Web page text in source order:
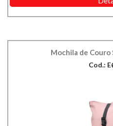
Mochila de
Cod.: